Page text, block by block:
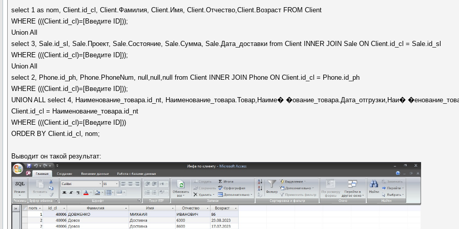
select 1 as nom, Client.id_cl, Client.Фамилия, Client.Имя, Client.Отчество,Client.Возраст FROM Client
WHERE (((Client.id_cl)=[Введите ID]));
Union All
select 3, Sale.id_sl, Sale.Проект, Sale.Состояние, Sale.Сумма, Sale.Дата_доставки from Client INNER JOIN Sale ON Client.id_cl = Sale.id_sl
WHERE (((Client.id_cl)=[Введите ID]));
Union All
select 2, Phone.id_ph, Phone.PhoneNum, null,null,null from Client INNER JOIN Phone ON Client.id_cl = Phone.id_ph
WHERE (((Client.id_cl)=[Введите ID]));
UNION ALL select 4, Наименование_товара.id_nt, Наименование_товара.Товар,Наиме� �ование_товара.Дата_отгрузки,Наи�
Client.id_cl = Наименование_товара.id_nt
WHERE (((Client.id_cl)=[Введите ID]))
ORDER BY Client.id_cl, nom;
Выводит он такой результат: